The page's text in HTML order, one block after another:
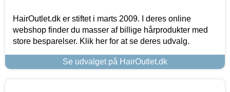
HairOutlet.dk er stiftet i marts 2009. I deres online
webshop finder du masser af billige hårprodukter med
store besparelser. Klik her for at se deres udvalg.
Se udvalget på HairOutlet.dk